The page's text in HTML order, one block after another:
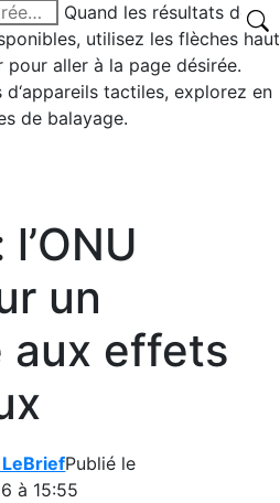
Quand les résultats de
utilisez les flèches haut
aller à la page désirée.
tactiles, explorez en
de balayage.
un
aux effets
Publié le
à 15:55